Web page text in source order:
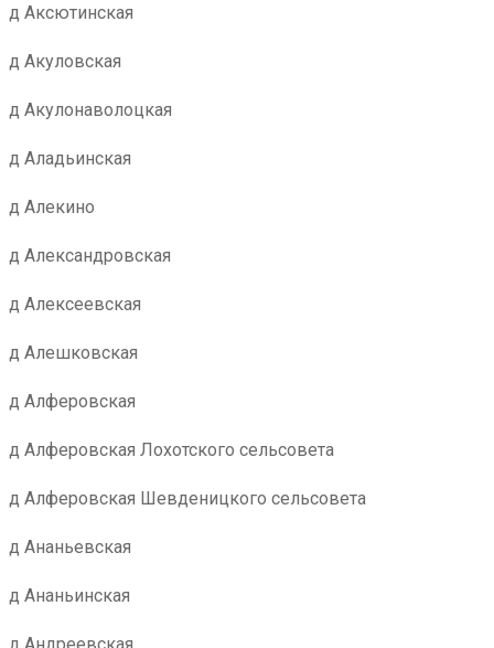
д Аксютинская
д Акуловская
д Акулонаволоцкая
д Аладьинская
д Алекино
д Александровская
д Алексеевская
д Алешковская
д Алферовская
д Алферовская Лохотского сельсовета
д Алферовская Шевденицкого сельсовета
д Ананьевская
д Ананьинская